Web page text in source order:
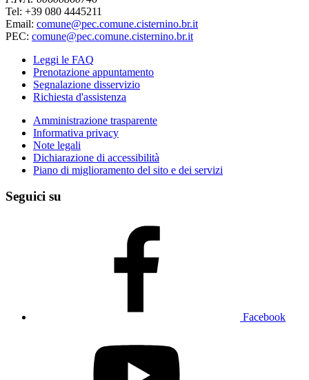
Tel: +39 080 4445211
Email: comune@pec.comune.cisternino.br.it
PEC: comune@pec.comune.cisternino.br.it
Leggi le FAQ
Prenotazione appuntamento
Segnalazione disservizio
Richiesta d'assistenza
Amministrazione trasparente
Informativa privacy
Note legali
Dichiarazione di accessibilità
Piano di miglioramento del sito e dei servizi
Seguici su
Facebook